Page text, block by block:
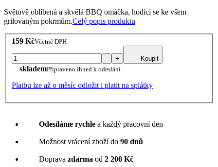
Světově oblíbená a skvělá BBQ omáčka, hodící se ke všem
grilovaným pokrmům.Celý popis produktu
159 KčVčetně DPH
- + Koupit
sklademPřipraveno ihned k odeslání
Platbu lze až o měsíc odložit i platit na splátky
Odesíláme rychle a každý pracovní den
Možnost vrácení zboží do 90 dnů
Doprava zdarma od 2 200 Kč